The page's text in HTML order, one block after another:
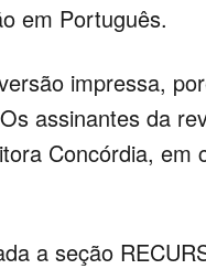
em Português.
impressa,
assinantes da
Concórdia, em
a seção